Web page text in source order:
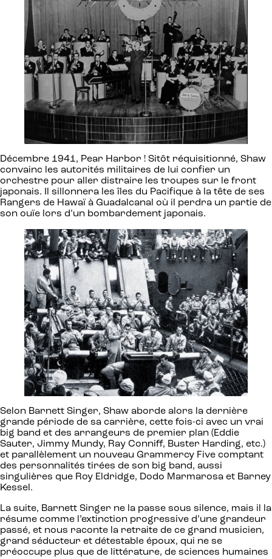
Décembre 1941, Pear Harbor ! Sitôt réquisitionné, Shaw
convainc les autorités militaires de lui confier un
orchestre pour aller distraire les troupes sur le front
japonais. Il sillonnera les îles du Pacifique à la tête de ses
Rangers de Hawaï à Guadalcanal où il perdra un partie de
son ouïe lors d’un bombardement japonais.
Selon Barnett Singer, Shaw aborde alors la dernière
grande période de sa carrière, cette fois-ci avec un vrai
big band et des arrangeurs de premier plan (Eddie
Sauter, Jimmy Mundy, Ray Conniff, Buster Harding, etc.)
et parallèlement un nouveau Grammercy Five comptant
des personnalités tirées de son big band, aussi
singulières que Roy Eldridge, Dodo Marmarosa et Barney
Kessel.
La suite, Barnett Singer ne la passe sous silence, mais il la
résume comme l’extinction progressive d’une grandeur
passé, et nous raconte la retraite de ce grand musicien,
grand séducteur et détestable époux, qui ne se
préoccupe plus que de littérature, de sciences humaines